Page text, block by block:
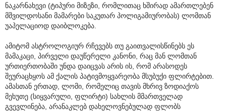
ნაკარნახევი (ტიპური მიზეზი, რომლითაც ხშირად ამართლებენ
მშვილდოსანი მამარები საკუთარ პოლიგამიურობას) ლომთან
უაპელაციოდ დაიბლოკება.
ამიტომ ასტროლოგიურ რჩევებს თუ გაითვალისწინებს ეს
მამაკაცი, პირველი დაუწერელი კანონი, რაც მან ლომთან
ურთიერთობაში უნდა დაიცვას არის ის, რომ არასოდეს
შეურაცხყოს ამ ქალის პატივმოყვარეობა მსუბუქი ფლირტებით.
ამასთან ერთად, ლომი, რომელიც თავის მხრივ ზოდიაქოს
მეხუთე (სიყვარული, ფლირტი) სახლის მმართველად
გვევლინება, არანაკლებ დახელოვნებულად ფლობს